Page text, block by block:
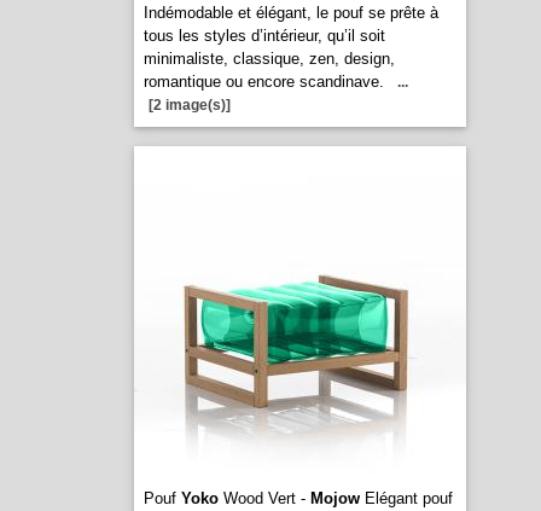
Indémodable et élégant, le pouf se prête à
tous les styles d’intérieur, qu’il soit
minimaliste, classique, zen, design,
romantique ou encore scandinave.
...
[2 image(s)]
Pouf YokoWood Vert - MojowElégant pouf